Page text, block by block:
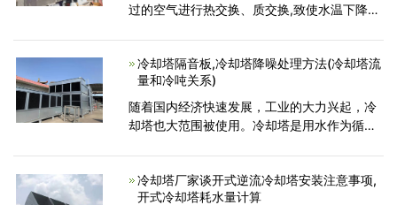
过的空气进行热交换、质交换,致使水温下降；
重要性能
冷却塔隔音板,冷却塔降噪处理方法(冷却塔流
量和冷吨关系)
随着国内经济快速发展，工业的大力兴起，冷
却塔也大范围被使用。冷却塔是用水作为循环
噪音，会严重影响周围居
冷却塔厂家谈开式逆流冷却塔安装注意事项,
开式冷却塔耗水量计算